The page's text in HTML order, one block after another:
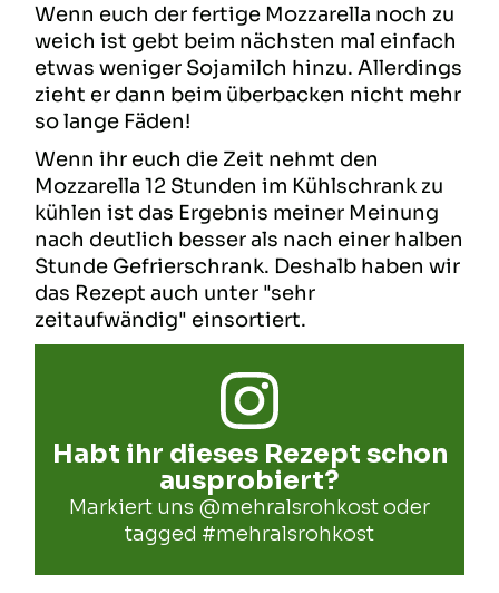
Wenn euch der fertige Mozzarella noch zu
weich ist gebt beim nächsten mal einfach
etwas weniger Sojamilch hinzu. Allerdings
zieht er dann beim überbacken nicht mehr
so lange Fäden!
Wenn ihr euch die Zeit nehmt den
Mozzarella 12 Stunden im Kühlschrank zu
kühlen ist das Ergebnis meiner Meinung
nach deutlich besser als nach einer halben
Stunde Gefrierschrank. Deshalb haben wir
das Rezept auch unter "sehr
zeitaufwändig" einsortiert.
Habt ihr dieses Rezept schon
ausprobiert?
Markiert uns @mehralsrohkostoder
tagged #mehralsrohkost